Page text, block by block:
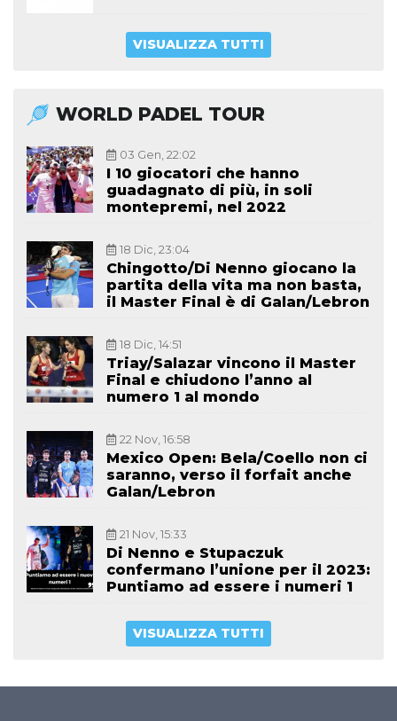
VISUALIZZA TUTTI
WORLD PADEL TOUR
03 Gen, 22:02
I 10 giocatori che hanno
guadagnato di più, in soli
montepremi, nel 2022
18 Dic, 23:04
Chingotto/Di Nenno giocano la
partita della vita ma non basta,
il Master Final è di Galan/Lebron
18 Dic, 14:51
Triay/Salazar vincono il Master
Final e chiudono l’anno al
numero 1 al mondo
22 Nov, 16:58
Mexico Open: Bela/Coello non ci
saranno, verso il forfait anche
Galan/Lebron
21 Nov, 15:33
Di Nenno e Stupaczuk
confermano l’unione per il 2023:
Puntiamo ad essere i numeri 1
VISUALIZZA TUTTI